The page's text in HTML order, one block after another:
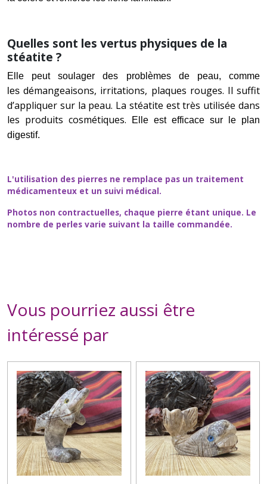
Quelles sont les vertus physiques de la
stéatite ?
Elle peut soulager des problèmes de peau, comme
lesdémangeaisons, irritations, plaques rouges. Il suffit
d’appliquer sur la peau. La stéatite est très utilisée dans
les produits cosmétiques.
Elle est efficace sur le plan
digestif.
L'utilisation des pierres ne remplace pas un traitement
médicamenteux et un suivi médical.
Photos non contractuelles, chaque pierre étant unique. Le
nombre de perles varie suivant la taille commandée.
Vous pourriez aussi être
intéressé par